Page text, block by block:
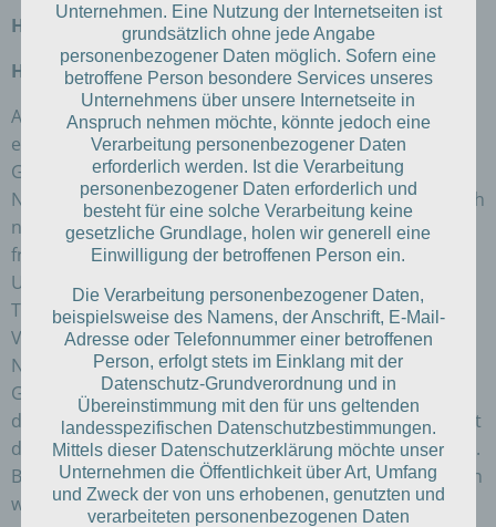
Haftungsausschluss (Disclaimer)
Haftung für Inhalte
Als Diensteanbieter sind wir gemäß § 7 Abs. 1 TMG für
eigene Inhalte auf diesen Seiten nach den allgemeinen
Gesetzen verantwortlich.
Nach §§ 8 bis 10 TMG sind wir als Diensteanbieter jedoch
nicht verpflichtet, übermittelte oder gespeicherte
fremde Informationen zu überwachen oder nach
Umständen zu forschen, die auf eine rechtswidrige
Tätigkeit hinweisen.
Verpflichtungen zur Entfernung oder Sperrung der
Nutzung von Informationen nach den allgemeinen
Gesetzen bleiben hiervon unberührt. Eine
diesbezügliche Haftung ist jedoch erst ab dem Zeitpunkt
der Kenntnis einer konkreten Rechtsverletzung möglich.
Bei Bekanntwerden entsprechender Rechtsverletzungen
werden wir diese Inhalte umgehend entfernen.
Unternehmen. Eine Nutzung der Internetseiten ist
grundsätzlich ohne jede Angabe
personenbezogener Daten möglich. Sofern eine
betroffene Person besondere Services unseres
Unternehmens über unsere Internetseite in
Anspruch nehmen möchte, könnte jedoch eine
Verarbeitung personenbezogener Daten
erforderlich werden. Ist die Verarbeitung
personenbezogener Daten erforderlich und
besteht für eine solche Verarbeitung keine
gesetzliche Grundlage, holen wir generell eine
Einwilligung der betroffenen Person ein.
Die Verarbeitung personenbezogener Daten,
beispielsweise des Namens, der Anschrift, E-Mail-
Adresse oder Telefonnummer einer betroffenen
Person, erfolgt stets im Einklang mit der
Datenschutz-Grundverordnung und in
Übereinstimmung mit den für uns geltenden
landesspezifischen Datenschutzbestimmungen.
Mittels dieser Datenschutzerklärung möchte unser
Unternehmen die Öffentlichkeit über Art, Umfang
und Zweck der von uns erhobenen, genutzten und
verarbeiteten personenbezogenen Daten